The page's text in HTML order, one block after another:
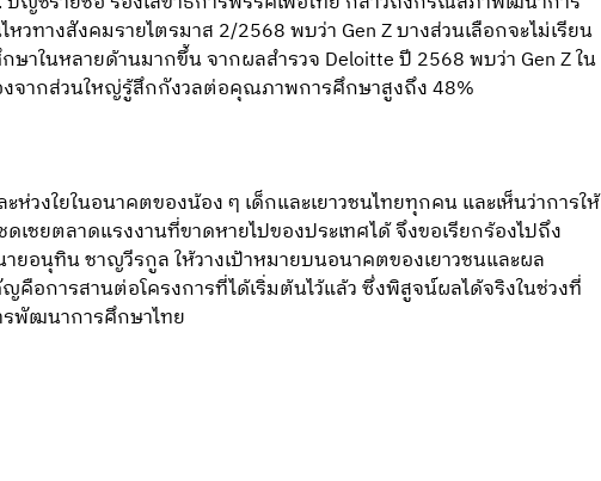
ทางสังคมรายไตรมาส 2/2568 พบว่า Gen Z บางส่วนเลือกจะไม่เรียน
ในหลายด้านมากขึ้น จากผลสำรวจ Deloitte ปี 2568 พบว่า Gen Z ใน
งจากส่วนใหญ่รู้สึกกังวลต่อคุณภาพการศึกษาสูงถึง 48%
งใยในอนาคตของน้อง ๆ เด็กและเยาวชนไทยทุกคน และเห็นว่าการให้
เชยตลาดแรงงานที่ขาดหายไปของประเทศได้ จึงขอเรียกร้องไปถึง
ยอนุทิน ชาญวีรกูล ให้วางเป้าหมายบนอนาคตของเยาวชนและผล
คือการสานต่อโครงการที่ได้เริ่มต้นไว้แล้ว ซึ่งพิสูจน์ผลได้จริงในช่วงที่
รพัฒนาการศึกษาไทย